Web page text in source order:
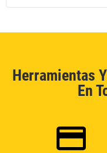
Herramientas
En